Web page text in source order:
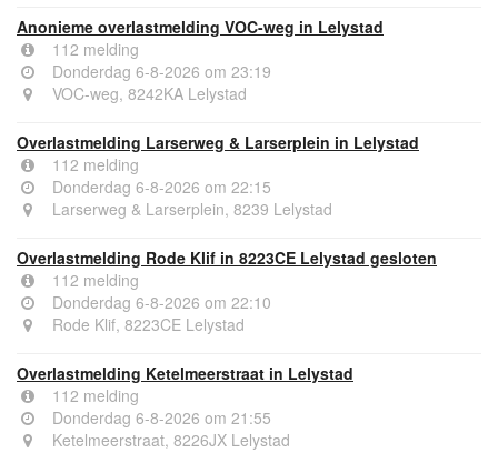
Anonieme overlastmelding VOC-weg in Lelystad
112 melding
Donderdag 6-8-2026 om 23:19
VOC-weg, 8242KA Lelystad
Overlastmelding Larserweg & Larserplein in Lelystad
112 melding
Donderdag 6-8-2026 om 22:15
Larserweg & Larserplein, 8239 Lelystad
Overlastmelding Rode Klif in 8223CE Lelystad gesloten
112 melding
Donderdag 6-8-2026 om 22:10
Rode Klif, 8223CE Lelystad
Overlastmelding Ketelmeerstraat in Lelystad
112 melding
Donderdag 6-8-2026 om 21:55
Ketelmeerstraat, 8226JX Lelystad